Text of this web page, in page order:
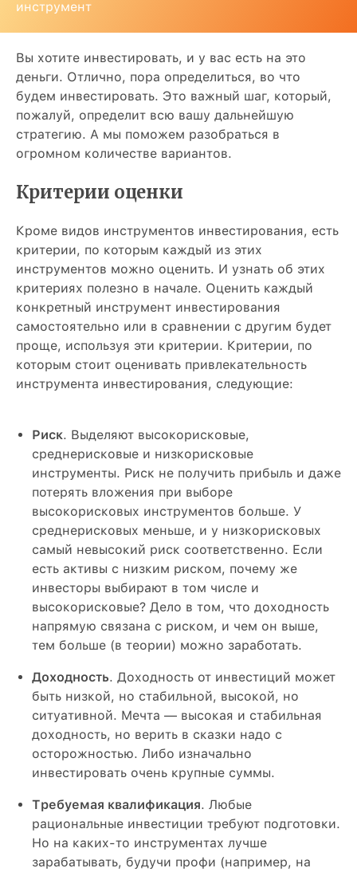
инструмент
Вы хотите инвестировать, и у вас есть на это
деньги. Отлично, пора определиться, во что
будем инвестировать. Это важный шаг, который,
пожалуй, определит всю вашу дальнейшую
стратегию. А мы поможем разобраться в
огромном количестве вариантов.
Критерии оценки
Кроме видов инструментов инвестирования, есть
критерии, по которым каждый из этих
инструментов можно оценить. И узнать об этих
критериях полезно в начале. Оценить каждый
конкретный инструмент инвестирования
самостоятельно или в сравнении с другим будет
проще, используя эти критерии. Критерии, по
которым стоит оценивать привлекательность
инструмента инвестирования, следующие:
Риск. Выделяют высокорисковые,
среднерисковые и низкорисковые
инструменты. Риск не получить прибыль и даже
потерять вложения при выборе
высокорисковых инструментов больше. У
среднерисковых меньше, и у низкорисковых
самый невысокий риск соответственно. Если
есть активы с низким риском, почему же
инвесторы выбирают в том числе и
высокорисковые? Дело в том, что доходность
напрямую связана с риском, и чем он выше,
тем больше (в теории) можно заработать.
Доходность. Доходность от инвестиций может
быть низкой, но стабильной, высокой, но
ситуативной. Мечта — высокая и стабильная
доходность, но верить в сказки надо с
осторожностью. Либо изначально
инвестировать очень крупные суммы.
Требуемая квалификация. Любые
рациональные инвестиции требуют подготовки.
Но на каких-то инструментах лучше
зарабатывать, будучи профи (например, на